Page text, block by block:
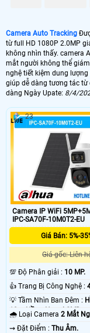
Camera Auto Tracking
từ full HD 1080P 2.0MP
không nhìn thấy. camera
mắt người không thể
nghệ tiết kiệm dung
giúp dễ dàng tương tác từ
dàng Ngày Upate: 8/4/
Camera IP WiFi
IPC-SA70F-10M0T2-EU
Giá Bán: 5%-
Giá gốc: Liên
💯 Độ Phân giải : 10 MP.
👍 Trang Bị Công Nghệ :
💡 Tầm Nhìn Ban Đêm :
10m Hồng Ngoại SMD.
🌧️ Loại Camera 2 Mắt
️⇝ Đặt Điểm : Thu Âm.
23